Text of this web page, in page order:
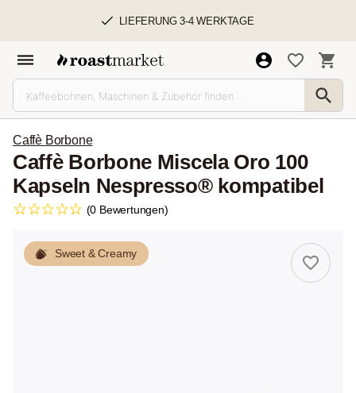
LIEFERUNG 3-4 WERKTAGE
Caffè Borbone
Caffè Borbone Miscela Oro 100
Kapseln Nespresso® kompatibel
(0 Bewertungen)
Sweet & Creamy